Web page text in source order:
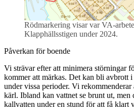
Rödmarkering visar var VA-
Klapphällsstigen under 2024.
Påverkan för boende
Vi strävar efter att minimera störningar
kommer att märkas. Det kan bli avbrott
under vissa perioder. Vi rekommenderar
kärl. Ibland kan vattnet se brunt ut, men
kallvatten under en stund för att få klart